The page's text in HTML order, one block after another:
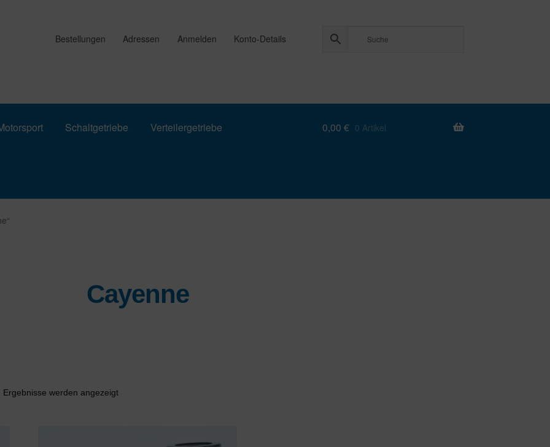
Bestellungen Adressen Anmelden Konto-Details
Schaltgetriebe Verteilergetriebe 0,00 € 0 Artikel
Cayenne
Ergebnisse werden angezeigtNach